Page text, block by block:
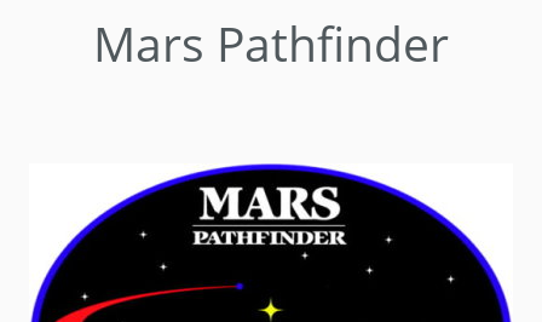
Mars Pathfinder